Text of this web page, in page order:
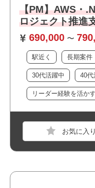
【PM】AWS・
ロジェクト推進
690,000 〜
駅近く 長期案件
30代活躍中 40代
リーダー経験を活かす
・ドキュメント作成の
nt）
・システム設計経験
・Linux/SQLを用いた
おすすめポイ
・フルリモート案件で
・選考スピードの速
金融